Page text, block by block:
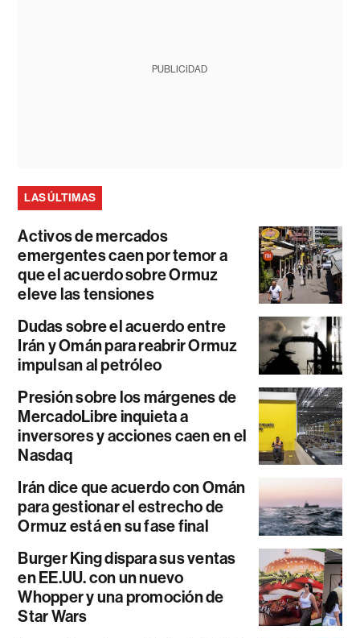
PUBLICIDAD
LAS ÚLTIMAS
Activos de mercados
emergentes caen por temor a
que el acuerdo sobre Ormuz
eleve las tensiones
Dudas sobre el acuerdo entre
Irán y Omán para reabrir Ormuz
impulsan al petróleo
Presión sobre los márgenes de
MercadoLibre inquieta a
inversores y acciones caen en el
Nasdaq
Irán dice que acuerdo con Omán
para gestionar el estrecho de
Ormuz está en su fase final
Burger King dispara sus ventas
en EE.UU. con un nuevo
Whopper y una promoción de
Star Wars